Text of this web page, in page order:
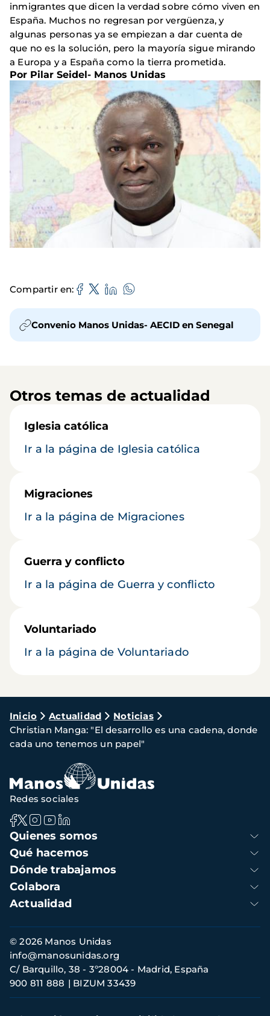
inmigrantes que dicen la verdad sobre cómo viven en
España. Muchos no regresan por vergüenza, y
algunas personas ya se empiezan a dar cuenta de
que no es la solución, pero la mayoría sigue mirando
a Europa y a España como la tierra prometida.
Por Pilar Seidel- Manos Unidas
Compartir en
Convenio Manos Unidas- AECID en Senegal
Otros temas de actualidad
Iglesia católica
Ir a la página de Iglesia católica
Migraciones
Ir a la página de Migraciones
Guerra y conflicto
Ir a la página de Guerra y conflicto
Voluntariado
Ir a la página de Voluntariado
Ruta
de
navegación
Inicio Actualidad
Noticias
Christian Manga: "El desarrollo es una cadena, donde
cada uno tenemos un papel"
Navegación
principal
Quienes somos
Qué hacemos
Dónde trabajamos
Colabora
Actualidad
Redes sociales
Información
de
contacto
© 2026 Manos Unidas
C/ Barquillo, 38 - 3º28004 - Madrid, España
900 811 888
BIZUM 33439
info@manosunidas.org